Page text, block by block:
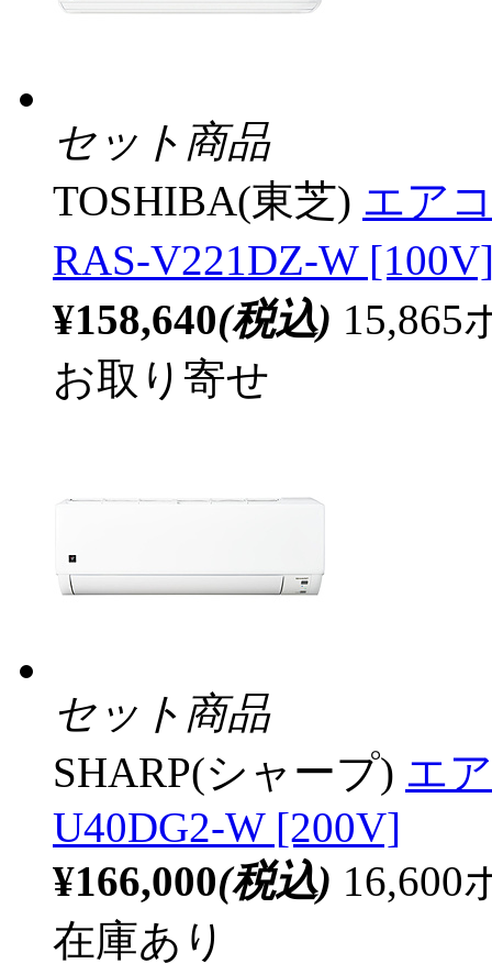
セット商品
TOSHIBA(東芝) エア
RAS-V221DZ-W
¥158,640(税込) 15,865
お取り寄せ
セット商品
SHARP(シャープ) エ
U40DG2-W [200V]
¥166,000(税込) 16,600
在庫あり